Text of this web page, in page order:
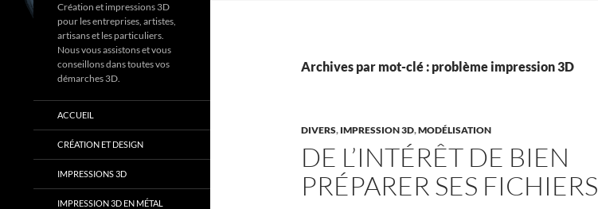
Archives par mot-clé : problème impression 3D
DIVERS, IMPRESSION 3D,MODÉLISATION
DE L’INTÉRÊT DE BIEN
PRÉPARER SES FICHIERS
Création et impressions 3D
pour les entreprises, artistes,
artisans et les particuliers.
Nous vous assistons et vous
conseillons dans toutes vos
démarches 3D.
ACCUEIL
CRÉATION ET DESIGN
IMPRESSIONS 3D
IMPRESSION 3D EN MÉTAL